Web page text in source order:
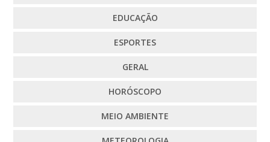
EDUCAÇÃO
ESPORTES
GERAL
HORÓSCOPO
MEIO AMBIENTE